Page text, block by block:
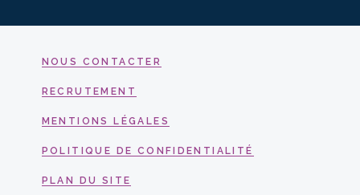
NOUS CONTACTER
RECRUTEMENT
MENTIONS LÉGALES
POLITIQUE DE CONFIDENTIALITÉ
PLAN DU SITE